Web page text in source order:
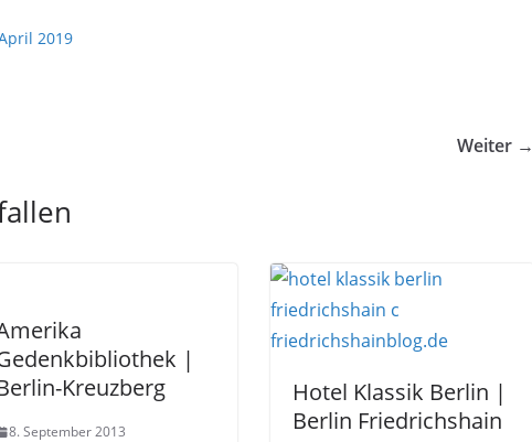
Weiter →
|
Kreuzberg
8. September 2013
Hotel Klassik Berlin |
Berlin Friedrichshain